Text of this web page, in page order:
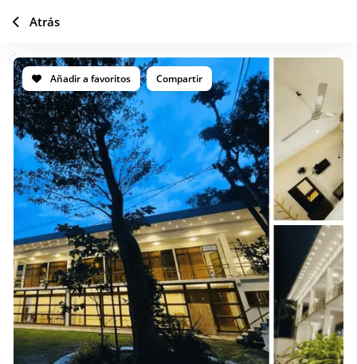
Añadir a favoritos Compartir
Atrás